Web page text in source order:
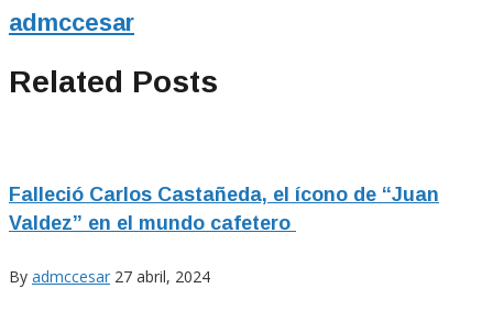
admccesar
Related Posts
Falleció Carlos Castañeda, el ícono de “Juan
Valdez” en el mundo cafetero
By admccesar 27 abril, 2024